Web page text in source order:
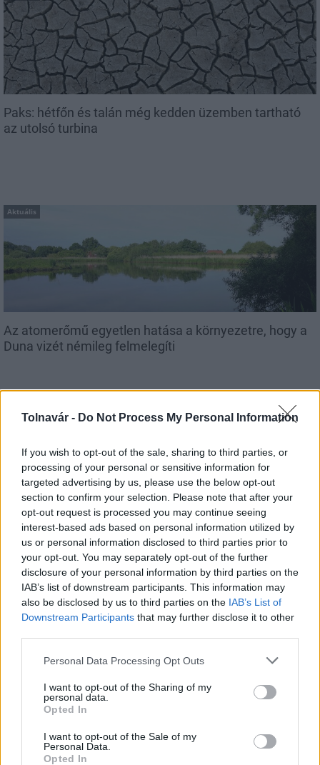
Tolnavár - Do Not Process My Personal Information
If you wish to opt-out of the sale, sharing to third parties, or
processing of your personal or sensitive information for
targeted advertising by us, please use the below opt-out
section to confirm your selection. Please note that after your
opt-out request is processed you may continue seeing
interest-based ads based on personal information utilized by
us or personal information disclosed to third parties prior to
your opt-out. You may separately opt-out of the further
disclosure of your personal information by third parties on the
IAB’s list of downstream participants. This information may
also be disclosed by us to third parties on the IAB’s List of
Downstream Participants that may further disclose it to other
Please note that this website/app uses one or more Google
not limited to your visit or usage behaviour. You may click to
grant or deny consent to Google and its third-party tags to
use your data for below specified purposes in below Google
consent section.
Personal Data Processing Opt Outs
I want to opt-out of the Sharing of my
personal data.
Opted In
I want to opt-out of the Sale of my
Personal Data.
Opted In
Paks: hétfőn és talán még kedden üzemben tartható
az utolsó turbina
Aktuális
Az atomerőmű egyetlen hatása a környezetre, hogy a
Duna vizét némileg felmelegíti
MAGYAR ÉPÍTŐK
Mi épül?
Colas Colas Alterra Zrt.
Elkészült a Liszt Ferenc repülőtér közelében lévő
logisztikai bázis út- és közműhálózatának fejlesztése
Komplex infrastruktúra-rendszert épített a Colas Alterra Zrt. a
Liszt Ferenc Nemzetközi Repülőtér közelében. A VGP Park